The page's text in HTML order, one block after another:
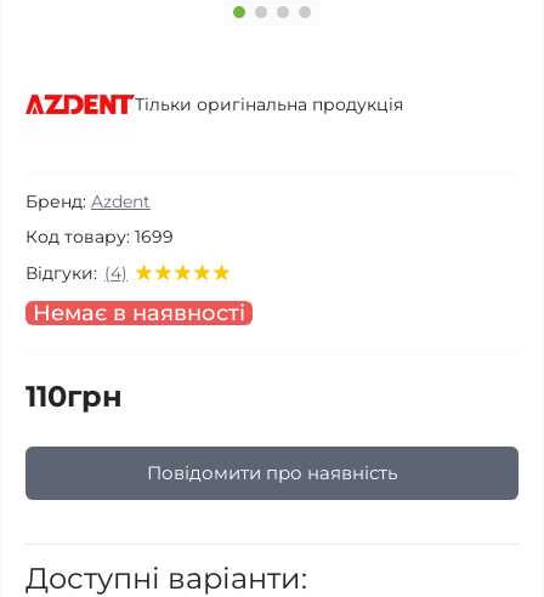
Тільки оригінальна продукція
Бренд: Azdent
Код товару: 1699
Відгуки: (4)
Немає в наявності
110грн
Повідомити про наявність
Доступні варіанти: